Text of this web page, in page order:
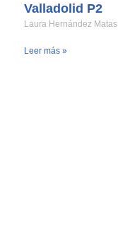
Valladolid P2
Laura Hernández Matas
Leer más »